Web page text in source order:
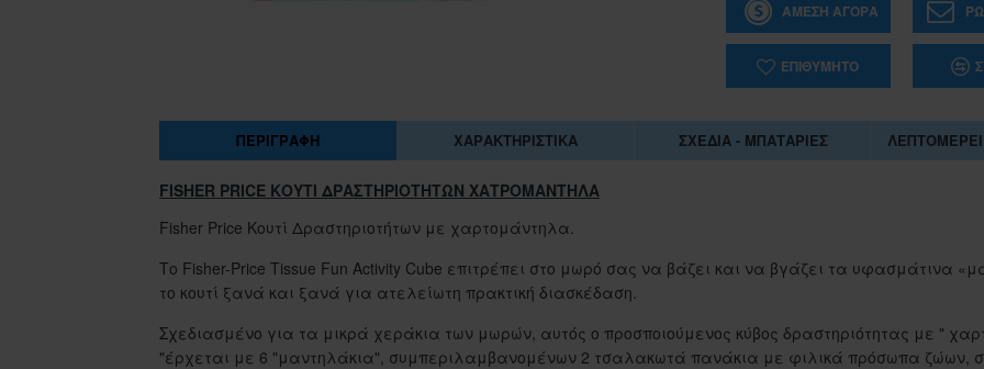
ΆΜΕΣΗ ΑΓΟΡΆ
ΕΠΙΘΥΜΗΤΌ
ΠΕΡΙΓΡΑΦΉ ΧΑΡΑΚΤΗΡΙΣΤΙΚΆ ΣΧΈΔΙΑ - ΜΠΑΤΑΡΊΕΣ
FISHER PRICE ΚΟΥΤΙ ΔΡΑΣΤΗΡΙΟΤΗΤΩΝ ΧΑΤΡΟΜΑΝΤΗΛΑ
Fisher Price Κουτί Δραστηριοτήτων με χαρτομάντηλα.
Το Fisher-Price Tissue Fun Activity Cube επιτρέπει στο μωρό σας να βάζει και να βγάζει τα υφασμάτινα
το κουτί ξανά και ξανά για ατελείωτη πρακτική διασκέδαση.
Σχεδιασμένο για τα μικρά χεράκια των μωρών, αυτός ο προσποιούμενος κύβος δραστηριότητας με "
"έρχεται με 6 "μαντηλάκια", συμπεριλαμβανομένων 2 τσαλακωτά πανάκια με φιλικά πρόσωπα ζώων,